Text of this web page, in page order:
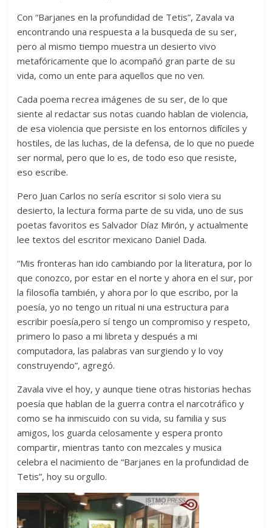
Con “Barjanes en la profundidad de Tetis”, Zavala va
encontrando una respuesta a la busqueda de su ser,
pero al mismo tiempo muestra un desierto vivo
metafóricamente que lo acompañó gran parte de su
vida, como un ente para aquellos que no ven.
Cada poema recrea imágenes de su ser, de lo que
siente al redactar sus notas cuando hablan de violencia,
de esa violencia que persiste en los entornos difíciles y
hostiles, de las luchas, de la defensa, de lo que no puede
ser normal, pero que lo es, de todo eso que resiste,
eso escribe.
Pero Juan Carlos no sería escritor si solo viera su
desierto, la lectura forma parte de su vida, uno de sus
poetas favoritos es Salvador Díaz Mirón, y actualmente
lee textos del escritor mexicano Daniel Dada.
“Mis fronteras han ido cambiando por la literatura, por lo
que conozco, por estar en el norte y ahora en el sur, por
la filosofía también, y ahora por lo que escribo, por la
poesía, yo no tengo un ritual ni una estructura para
escribir poesía,pero sí tengo un compromiso y respeto,
primero lo paso a mi libreta y después a mi
computadora, las palabras van surgiendo y lo voy
construyendo”, agregó.
Zavala vive el hoy, y aunque tiene otras historias hechas
poesía que hablan de la guerra contra el narcotráfico y
como se ha inmiscuido con su vida, su familia y sus
amigos, los guarda celosamente y espera pronto
compartir, mientras tanto con mezcales y musica
celebra el nacimiento de “Barjanes en la profundidad de
Tetis”, hoy su orgullo.